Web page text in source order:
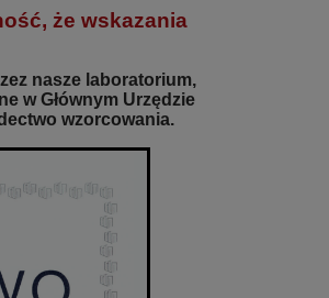
że wskazania
nasze laboratorium,
w Głównym Urzędzie
wzorcowania.